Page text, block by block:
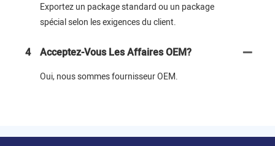
Exportez un package standard ou un package
spécial selon les exigences du client.
4 Acceptez-Vous Les Affaires OEM?
Oui, nous sommes fournisseur OEM.